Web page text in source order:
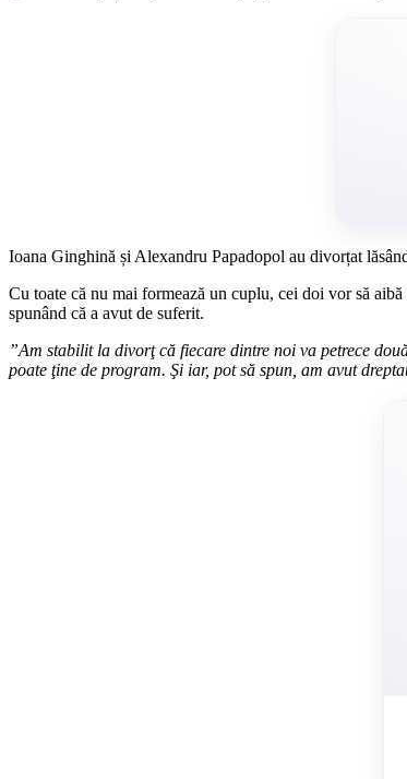
Ioana Ginghină și Alexandru Papadopol au divorțat
Cu toate că nu mai formează un cuplu, cei doi vor să
spunând că a avut de suferit.
”Am stabilit la divorţ că fiecare dintre noi va petrece
poate ţine de program. Şi iar, pot să spun, am avut